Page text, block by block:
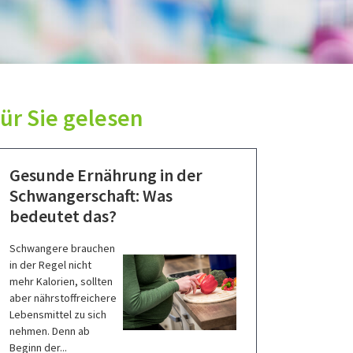
Sie gelesen
Gesunde Ernährung in der
Schwangerschaft: Was
bedeutet das?
Schwangere brauchen
in der Regel nicht
mehr Kalorien, sollten
aber nährstoffreichere
Lebensmittel zu sich
nehmen. Denn ab
Beginn der...